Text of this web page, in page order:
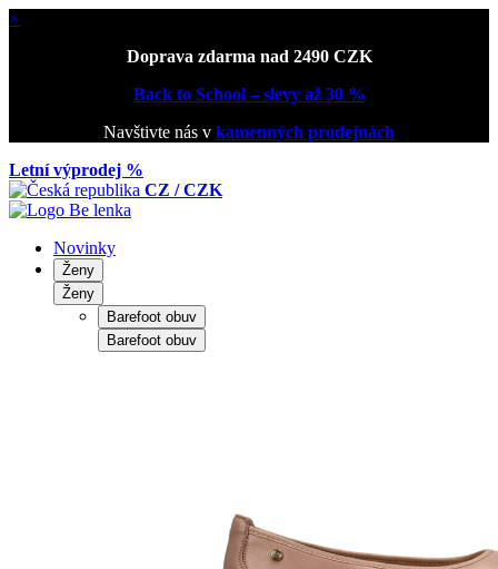
×
Doprava zdarma nad 2490 CZK
Back to School – slevy až 30 %
Navštivte nás v kamenných prodejnách
Letní výprodej %
CZ / CZK
Novinky
Ženy
Ženy
Barefoot obuv
Barefoot obuv